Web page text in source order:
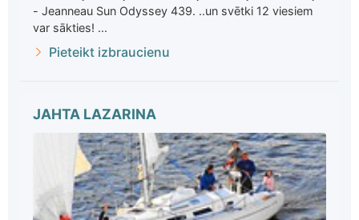
- Jeanneau Sun Odyssey 439. ..un svētki 12 viesiem
var sākties! ...
Pieteikt izbraucienu
JAHTA LAZARINA